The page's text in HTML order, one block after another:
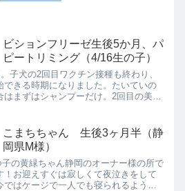
ビションフリーゼ生後5か月、パ
ピートリミング（4/16生の子）
子犬の2回目ワクチン接種も終わり、
できる時期になりました。たいていの
はまずはシャンプーだけ。2回目の美容
こまちちゃん 生後3ヶ月半（静
岡県M様）
の黄緑ちゃん静岡のオーナー様の所で
お迎えすぐは寂しくて夜泣きをして
はケージで一人でも寝られるように